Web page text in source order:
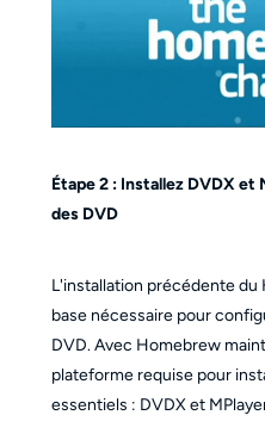
Étape 2 : Installez DVDX et
des DVD
L'installation précédente
base nécessaire pour
DVD. Avec Homebrew
plateforme requise pour
essentiels : DVDX et